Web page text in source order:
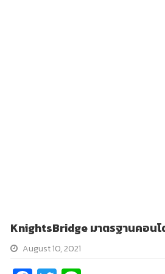
KnightsBridge มาตรฐานคอนโ
August 10, 2021